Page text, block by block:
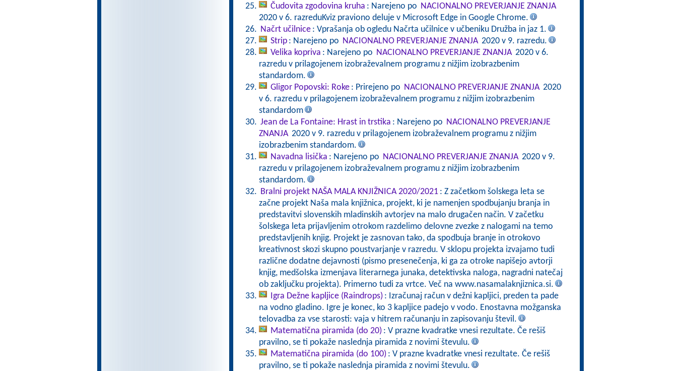
Čudovita zgodovina kruha : Narejeno po NACIONALNO PREVERJANJE ZNANJA
2020 v 6. razreduKviz praviono deluje v Microsoft Edge in Google Chrome.
Načrt učilnice : Vprašanja ob ogledu Načrta učilnice v učbeniku Družba in jaz 1.
Strip : Narejeno po NACIONALNO PREVERJANJE ZNANJA 2020 v 9. razredu.
Velika kopriva : Narejeno po NACIONALNO PREVERJANJE ZNANJA 2020 v 6.
razredu v prilagojenem izobraževalnem programu z nižjim izobrazbenim
standardom.
Gligor Popovski: Roke : Prirejeno po NACIONALNO PREVERJANJE ZNANJA 2020
v 6. razredu v prilagojenem izobraževalnem programu z nižjim izobrazbenim
standardom
Jean de La Fontaine: Hrast in trstika : Narejeno po NACIONALNO PREVERJANJE
ZNANJA 2020 v 9. razredu v prilagojenem izobraževalnem programu z nižjim
izobrazbenim standardom.
Navadna lisička : Narejeno po NACIONALNO PREVERJANJE ZNANJA 2020 v 9.
razredu v prilagojenem izobraževalnem programu z nižjim izobrazbenim
standardom.
Bralni projekt NAŠA MALA KNJIŽNICA 2020/2021 : Z začetkom šolskega leta se
začne projekt Naša mala knjižnica, projekt, ki je namenjen spodbujanju branja in
predstavitvi slovenskih mladinskih avtorjev na malo drugačen način. V začetku
šolskega leta prijavljenim otrokom razdelimo delovne zvezke z nalogami na temo
predstavljenih knjig. Projekt je zasnovan tako, da spodbuja branje in otrokovo
kreativnost skozi skupno poustvarjanje v razredu. V sklopu projekta izvajamo tudi
različne dodatne dejavnosti (pismo presenečenja, ki ga za otroke napišejo avtorji
knjig, medšolska izmenjava literarnega junaka, detektivska naloga, nagradni natečaj
ob zaključku projekta). Primerno tudi za vrtce. Več na www.nasamalaknjiznica.si.
Igra Dežne kapljice (Raindrops) : Izračunaj račun v dežni kapljici, preden ta pade
na vodno gladino. Igre je konec, ko 3 kapljice padejo v vodo. Enostavna možganska
telovadba za vse starosti: vaja v hitrem računanju in zapisovanju števil.
Matematična piramida (do 20) : V prazne kvadratke vnesi rezultate. Če rešiš
pravilno, se ti pokaže naslednja piramida z novimi števulu.
Matematična piramida (do 100) : V prazne kvadratke vnesi rezultate. Če rešiš
pravilno, se ti pokaže naslednja piramida z novimi števulu.